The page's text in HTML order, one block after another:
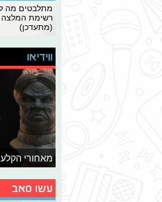
מתלבטים מה
רשימת המלצה
(מתעדכן)
ווידיאו
מאחורי
עשו סאב